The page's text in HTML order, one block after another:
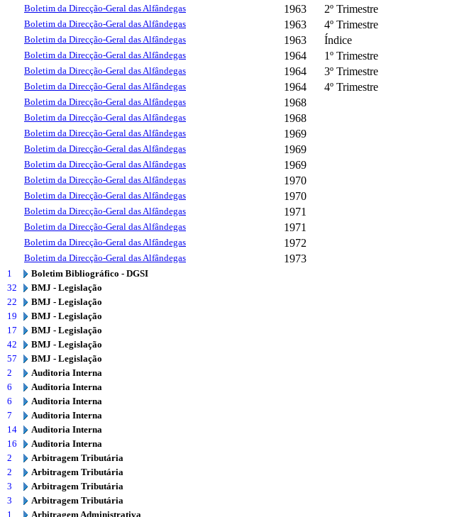
Boletim da Direcção-Geral das Alfândegas
1963 2º Trimestre
Boletim da Direcção-Geral das Alfândegas 1963 4º Trimestre
Boletim da Direcção-Geral das Alfândegas 1963 Índice
Boletim da Direcção-Geral das Alfândegas 1964 1º Trimestre
Boletim da Direcção-Geral das Alfândegas 1964 3º Trimestre
Boletim da Direcção-Geral das Alfândegas 1964 4º Trimestre
Boletim da Direcção-Geral das Alfândegas 1968
Boletim da Direcção-Geral das Alfândegas 1968
Boletim da Direcção-Geral das Alfândegas 1969
Boletim da Direcção-Geral das Alfândegas 1969
Boletim da Direcção-Geral das Alfândegas 1969
Boletim da Direcção-Geral das Alfândegas 1970
Boletim da Direcção-Geral das Alfândegas 1970
Boletim da Direcção-Geral das Alfândegas 1971
Boletim da Direcção-Geral das Alfândegas 1971
Boletim da Direcção-Geral das Alfândegas 1972
Boletim da Direcção-Geral das Alfândegas 1973
1
Boletim Bibliográfico - DGSI
32
BMJ - Legislação
22
BMJ - Legislação
19
BMJ - Legislação
17
BMJ - Legislação
42
BMJ - Legislação
57
BMJ - Legislação
2
Auditoria Interna
6
Auditoria Interna
6
Auditoria Interna
7
Auditoria Interna
14
Auditoria Interna
16
Auditoria Interna
2
Arbitragem Tributária
2
Arbitragem Tributária
3
Arbitragem Tributária
3
Arbitragem Tributária
1
Arbitragem Administrativa